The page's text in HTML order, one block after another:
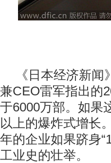
《日本经济新
兼CEO雷军指出的
于6000万部。如果
以上的爆炸式增长
年的企业如果跻身
工业史的壮举。